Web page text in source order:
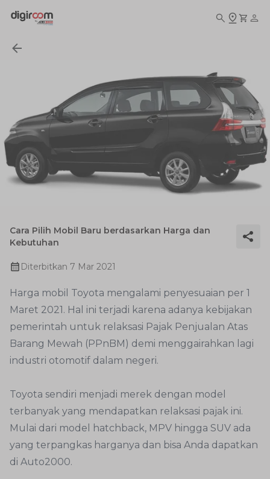
Cara Pilih Mobil Baru berdasarkan Harga dan
Kebutuhan
Diterbitkan 7 Mar 2021
Harga mobil Toyota mengalami penyesuaian per 1
Maret 2021. Hal ini terjadi karena adanya kebijakan
pemerintah untuk relaksasi Pajak Penjualan Atas
Barang Mewah (PPnBM) demi menggairahkan lagi
industri otomotif dalam negeri.
Toyota sendiri menjadi merek dengan model
terbanyak yang mendapatkan relaksasi pajak ini.
Mulai dari model hatchback, MPV hingga SUV ada
yang terpangkas harganya dan bisa Anda dapatkan
di Auto2000.